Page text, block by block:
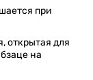
при
открытая для
на